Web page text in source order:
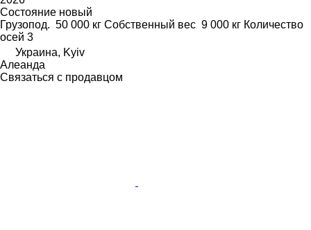
Состояние новый
Грузопод. 50 000 кг Собственный вес 9 000 кг Количество
осей 3
Украина, Kyiv
Алеанда
Связаться с продавцом